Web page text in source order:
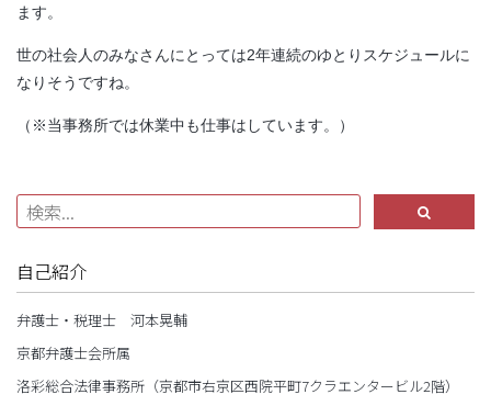
ます。
世の社会人のみなさんにとっては2年連続のゆとりスケジュールに
なりそうですね。
（※当事務所では休業中も仕事はしています。）
自己紹介
弁護士・税理士 河本晃輔
京都弁護士会所属
洛彩総合法律事務所（京都市右京区西院平町7クラエンタービル2階）